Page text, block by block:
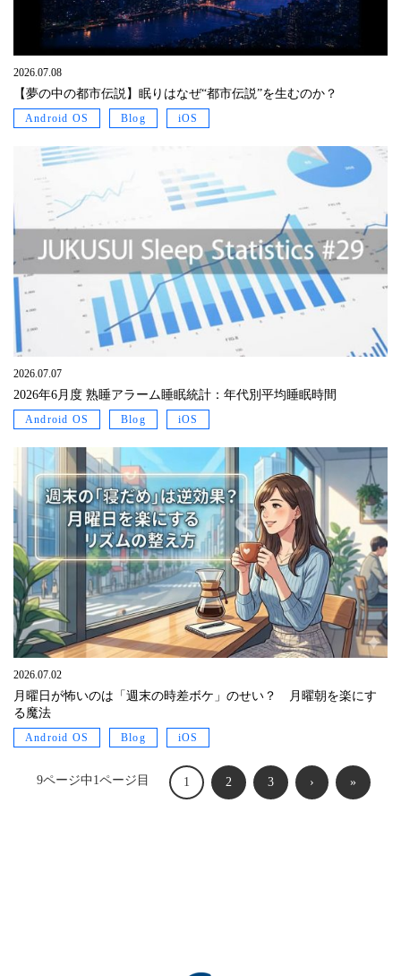
2026.07.08
【夢の中の都市伝説】眠りはなぜ“都市伝説”を生むのか？
Android OS Blog iOS
2026.07.07
2026年6月度 熟睡アラーム睡眠統計：年代別平均睡眠時間
Android OS Blog iOS
2026.07.02
月曜日が怖いのは「週末の時差ボケ」のせい？ 月曜朝を楽にす
る魔法
Android OS Blog iOS
9ページ中1ページ目 1 2 3 › »